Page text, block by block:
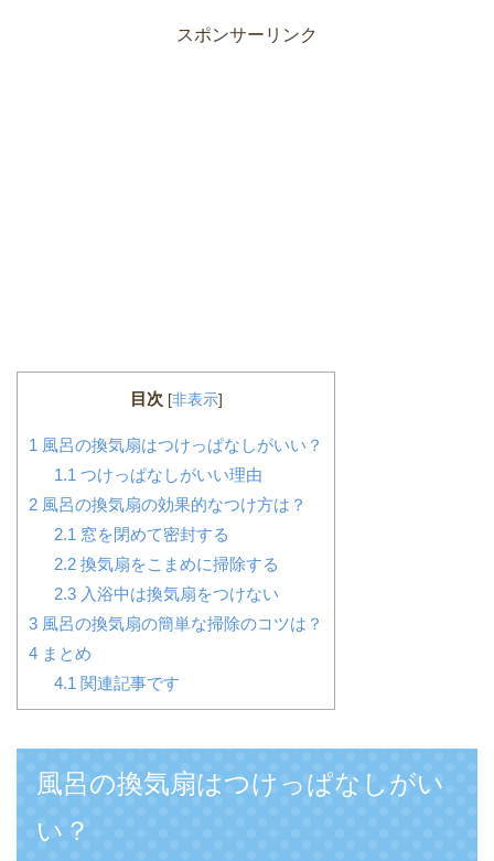
スポンサーリンク
目次 [非表示]
1 風呂の換気扇はつけっぱなしがいい？
1.1 つけっぱなしがいい理由
2 風呂の換気扇の効果的なつけ方は？
2.1 窓を閉めて密封する
2.2換気扇をこまめに掃除する
2.3入浴中は換気扇をつけない
3 風呂の換気扇の簡単な掃除のコツは？
4 まとめ
4.1 関連記事です
風呂の換気扇はつけっぱなしがい
い？